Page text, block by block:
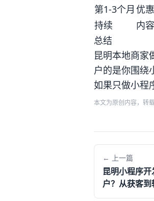
第1-3个月 优
持续
内
总结
昆明本地商家
户的是你围绕
如果只做小程
本文为原创内容，转
← 上一篇
昆明小程序
户？从获客